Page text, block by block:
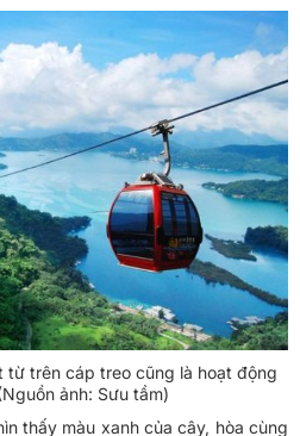
từ trên cáp treo cũng là hoạt động
ảnh: Sưu tầm)
thấy màu xanh của cây, hòa cùng